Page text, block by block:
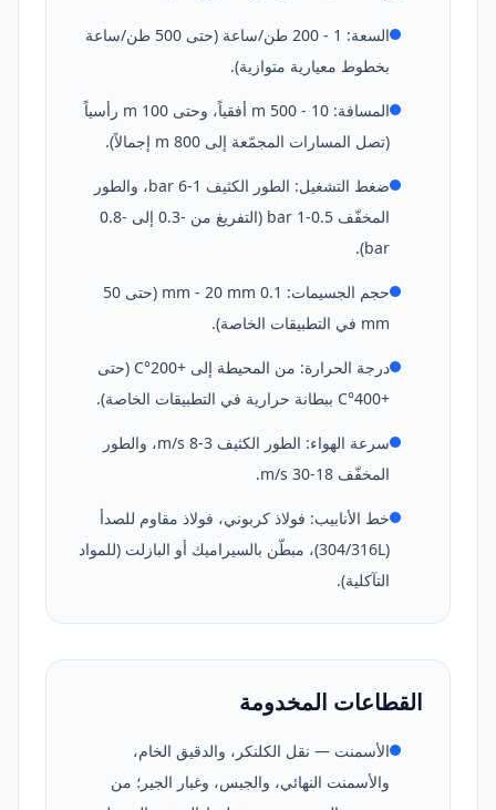
السعة: 1 - 200 طن/ساعة (حتى 500 طن/ساعة
بخطوط معيارية متوازية).
المسافة: 10 - 500 m أفقياً، وحتى 100 m رأسياً
(تصل المسارات المجمّعة إلى 800 m إجمالاً).
ضغط التشغيل: الطور الكثيف 1-6 bar، والطور
المخفّف 0.5-1 bar (التفريغ من -0.3 إلى -0.8
bar).
حجم الجسيمات: 0.1 mm - 20 mm (حتى 50
mm في التطبيقات الخاصة).
درجة الحرارة: من المحيطة إلى +200°C (حتى
+400°C ببطانة حرارية في التطبيقات الخاصة).
سرعة الهواء: الطور الكثيف 3-8 m/s، والطور
المخفّف 18-30 m/s.
خط الأنابيب: فولاذ كربوني، فولاذ مقاوم للصدأ
(304/316L)، مبطّن بالسيراميك أو البازلت (للمواد
التآكلية).
القطاعات المخدومة
الأسمنت — نقل الكلنكر، والدقيق الخام،
والأسمنت النهائي، والجبس، وغبار الجير؛ من